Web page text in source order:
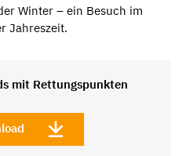
Winter – ein Besuch im
Jahreszeit.
mit Rettungspunkten